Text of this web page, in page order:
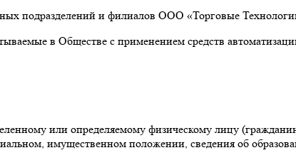
подразделений и филиалов ООО «Торговые
в Обществе с применением средств
или определяемому физическому лицу
имущественном положении, сведения об